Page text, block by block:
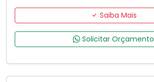
Saiba Mais
Solicitar Orçamento